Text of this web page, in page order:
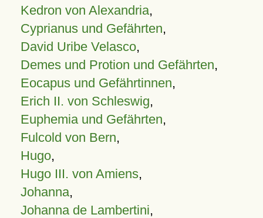
Kedron von Alexandria,
Cyprianus und Gefährten,
David Uribe Velasco,
Demes und Protion und Gefährten,
Eocapus und Gefährtinnen,
Erich II. von Schleswig,
Euphemia und Gefährten,
Fulcold von Bern,
Hugo,
Hugo III. von Amiens,
Johanna,
Johanna de Lambertini,